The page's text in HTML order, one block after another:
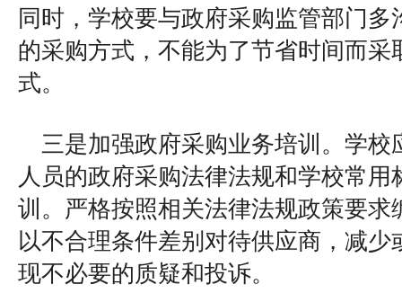
同时，学校要与政府采购监管部门
的采购方式，不能为了节省时间而采
式。
三是加强政府采购业务培训。学校
人员的政府采购法律法规和学校常用
训。严格按照相关法律法规政策要求
以不合理条件差别对待供应商，减少
现不必要的质疑和投诉。